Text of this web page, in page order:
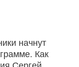
начнут
Как